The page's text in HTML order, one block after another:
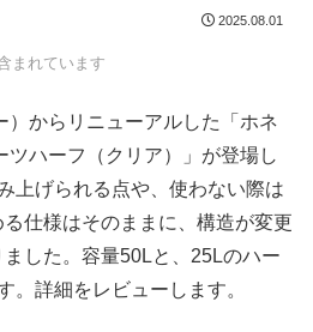
2025.08.01
まれています
）からリニューアルした「ホネ
ツハーフ（クリア）」が登場し
上げられる点や、使わない際は
仕様はそのままに、構造が変更
した。容量50Lと、25Lのハー
。詳細をレビューします。